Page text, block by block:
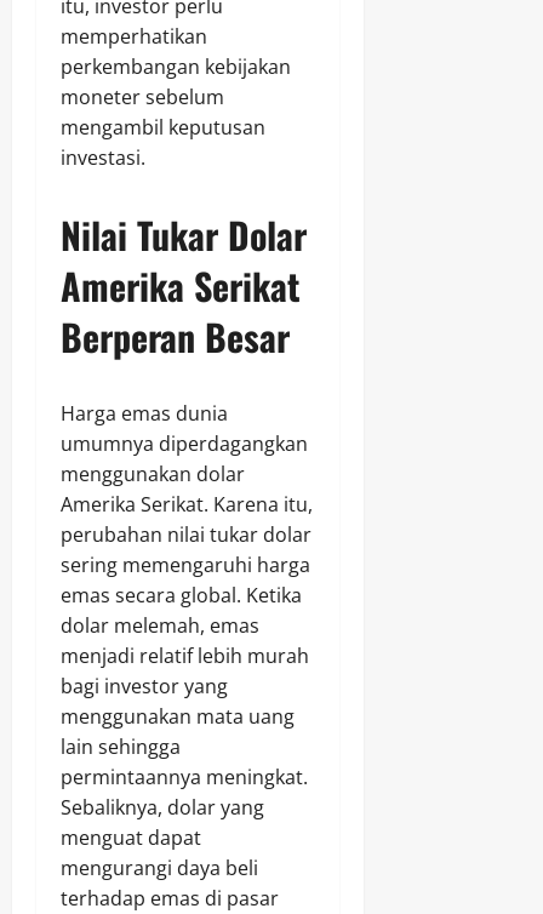
itu, investor perlu
memperhatikan
perkembangan kebijakan
moneter sebelum
mengambil keputusan
investasi.
Nilai Tukar Dolar
Amerika Serikat
Berperan Besar
Harga emas dunia
umumnya diperdagangkan
menggunakan dolar
Amerika Serikat. Karena itu,
perubahan nilai tukar dolar
sering memengaruhi harga
emas secara global. Ketika
dolar melemah, emas
menjadi relatif lebih murah
bagi investor yang
menggunakan mata uang
lain sehingga
permintaannya meningkat.
Sebaliknya, dolar yang
menguat dapat
mengurangi daya beli
terhadap emas di pasar